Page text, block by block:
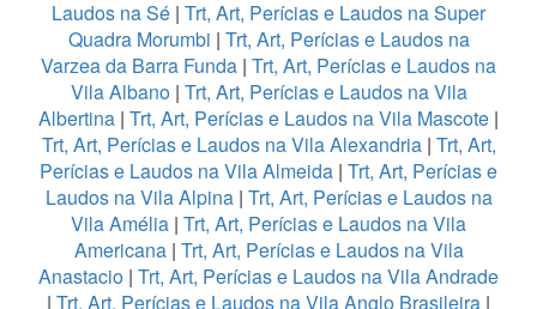
Laudos na Sé | Trt, Art, Perícias e Laudos na Super
Quadra Morumbi | Trt, Art, Perícias e Laudos na
Varzea da Barra Funda | Trt, Art, Perícias e Laudos na
Vila Albano| Trt, Art, Perícias e Laudos na Vila
Albertina | Trt, Art, Perícias e Laudos na Vila Mascote |
Trt, Art, Perícias e Laudos na Vila Alexandria| Trt, Art,
Perícias e Laudos na Vila Almeida | Trt, Art, Perícias e
Laudos na Vila Alpina | Trt, Art, Perícias e Laudos na
Vila Amélia | Trt, Art, Perícias e Laudos na Vila
Americana| Trt, Art, Perícias e Laudos na Vila
Anastacio | Trt, Art, Perícias e Laudos na Vila Andrade
| Trt, Art, Perícias e Laudos na Vila Anglo Brasileira |